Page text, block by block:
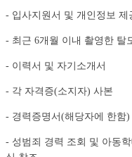
- 입사지원서 및 개인정보
- 최근 6개월 이내 촬영한 탈
- 이력서 및 자기소개서
- 각 자격증(소지자) 사본
- 경력증명서(해당자에 한함)
- 성범죄 경력 조회 및 아동